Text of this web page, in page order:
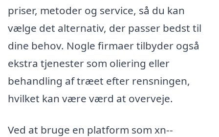
priser, metoder og service, så du kan
vælge det alternativ, der passer bedst til
dine behov. Nogle firmaer tilbyder også
ekstra tjenester som oliering eller
behandling af træet efter rensningen,
hvilket kan være værd at overveje.
Ved at bruge en platform som xn--